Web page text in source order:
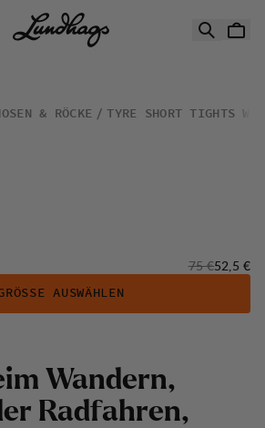
& RÖCKE TYRE SHORT TIGHTS W
Originalpreis:
75 €52,5 €
AUSWÄHLEN
Wandern,
Radfahren,